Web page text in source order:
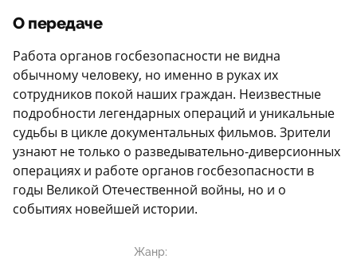
О передаче
Работа органов госбезопасности не видна
обычному человеку, но именно в руках их
сотрудников покой наших граждан. Неизвестные
подробности легендарных операций и уникальные
судьбы в цикле документальных фильмов. Зрители
узнают не только о разведывательно-диверсионных
операциях и работе органов госбезопасности в
годы Великой Отечественной войны, но и о
событиях новейшей истории.
Жанр: